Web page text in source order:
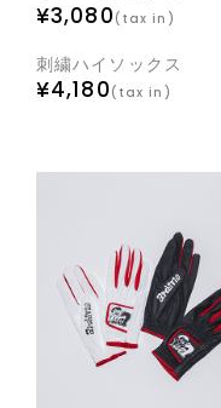
¥3,080 (tax in)
刺繍ハイソックス
¥4,180 (tax in)